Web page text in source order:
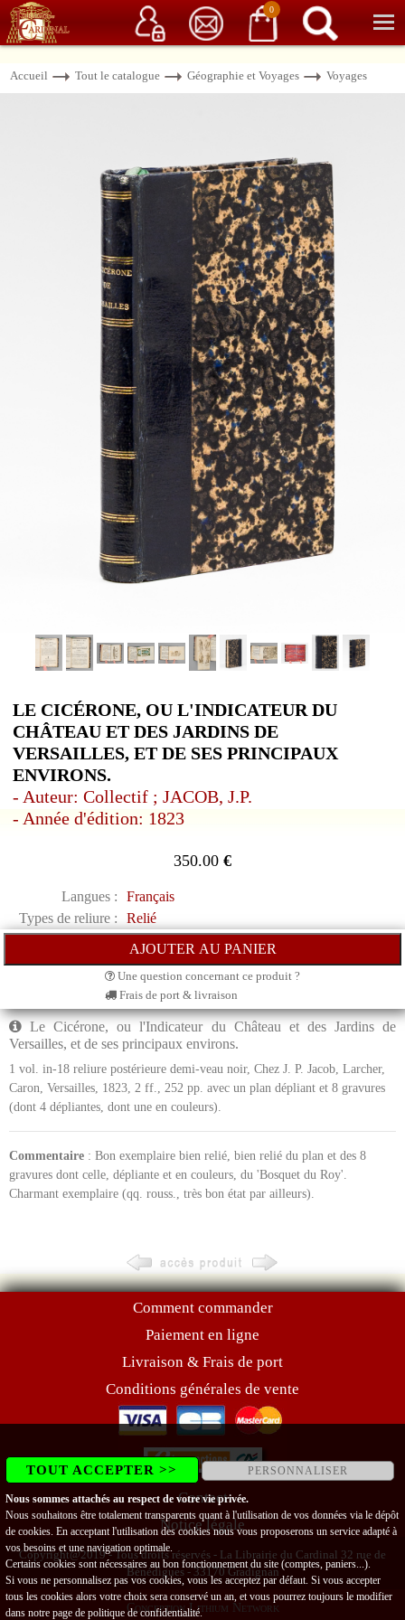
0
Service client 06 15 37 15 37 Librairie de livres anciens & rares
Accueil Tout le catalogue Géographie et Voyages Voyages
LE CICÉRONE, OU L'INDICATEUR DU
CHÂTEAU ET DES JARDINS DE
VERSAILLES, ET DE SES PRINCIPAUX
ENVIRONS.
- Auteur: Collectif ; JACOB, J.P.
- Année d'édition: 1823
350.00 €
Langues :
Français
Types de reliure :
Relié
Une question concernant ce produit ?
Frais de port & livraison
Le Cicérone, ou l'Indicateur du Château et des Jardins de
Versailles, et de ses principaux environs.
1 vol. in-18 reliure postérieure demi-veau noir, Chez J. P. Jacob, Larcher,
Caron, Versailles, 1823, 2 ff., 252 pp. avec un plan dépliant et 8 gravures
(dont 4 dépliantes, dont une en couleurs).
Commentaire : Bon exemplaire bien relié, bien relié du plan et des 8
gravures dont celle, dépliante et en couleurs, du 'Bosquet du Roy'.
Charmant exemplaire (qq. rouss., très bon état par ailleurs).
Comment commander
Paiement en ligne
Livraison & Frais de port
Conditions générales de vente
Contact
Notice légale
Copyright@2019 - Tous droits réservés - La Librairie du Cardinal 32 rue de
Bénédigues - 33170 Gradignan
Conception Lithium Network
TOUT ACCEPTER >> PERSONNALISER
Nous sommes attachés au respect de votre vie privée.
Nous souhaitons être totalement transparents quant à l'utilisation de vos données via le dépôt
de cookies. En acceptant l'utilisation des cookies nous vous proposerons un service adapté à
vos besoins et une navigation optimale.
Certains cookies sont nécessaires au bon fonctionnement du site (comptes, paniers...).
Si vous ne personnalisez pas vos cookies, vous les acceptez par défaut. Si vous accepter
tous les cookies alors votre choix sera conservé un an, et vous pourrez toujours le modifier
dans notre page de politique de confidentialité.